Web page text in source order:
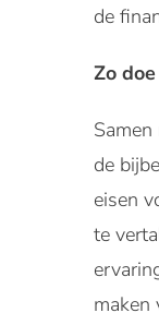
de
Zo
de
eisen
te
maken